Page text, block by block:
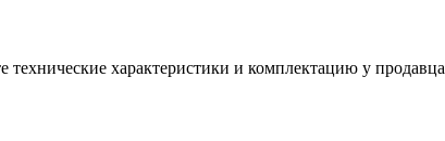
технические характеристики и комплектацию у продавца